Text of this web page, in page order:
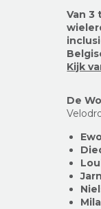
Van 3
Kijk
De